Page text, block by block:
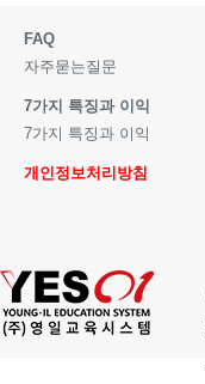
FAQ
자주묻는질문
7가지 특징과 이익
7가지 특징과 이익
개인정보처리방침